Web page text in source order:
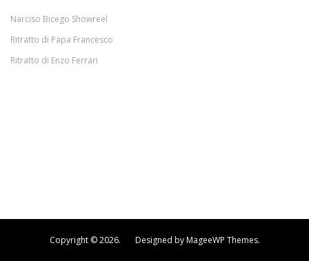
Narciso Bicego Showreel
Ritratto di Papa Francesco
Ritratto di Enzo Ferrari
Copyright © 2026. Designed by MageeWP Themes.